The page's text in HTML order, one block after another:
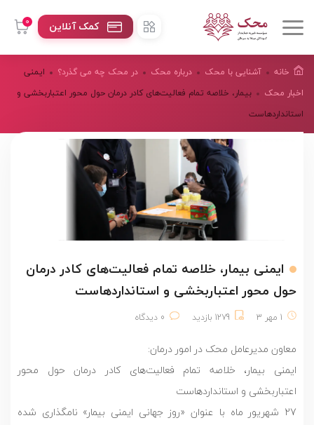
0 کمک آنلاین
خانه آشنایی با محک درباره محک
در محک چه می گذرد؟
اخبار محک
ایمنی
بیمار، خلاصه تمام فعالیت‌های کادر درمان حول محور اعتباربخشی و
استانداردهاست
ایمنی بیمار، خلاصه تمام فعالیت‌های کادر درمان
حول محور اعتباربخشی و استانداردهاست
1 مهر 3 1279 بازدید 0 دیدگاه
معاون مدیرعامل محک در امور درمان:
ایمنی بیمار، خلاصه تمام فعالیت‌های کادر درمان حول محور
اعتباربخشی و استانداردهاست
27 شهریور ماه با عنوان «روز جهانی ایمنی بیمار» نامگذاری شده